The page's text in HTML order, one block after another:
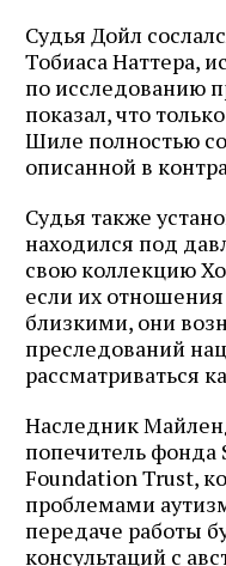
Судья Дойл
Тобиаса Наттера,
по исследованию
показал, что
Шиле полностью
описанной в
Судья также
находился под
свою коллекцию
если их
близкими, они
преследований
рассматриваться
Наследник
попечитель
Foundation Trust,
проблемами
передаче работы
консультаций с